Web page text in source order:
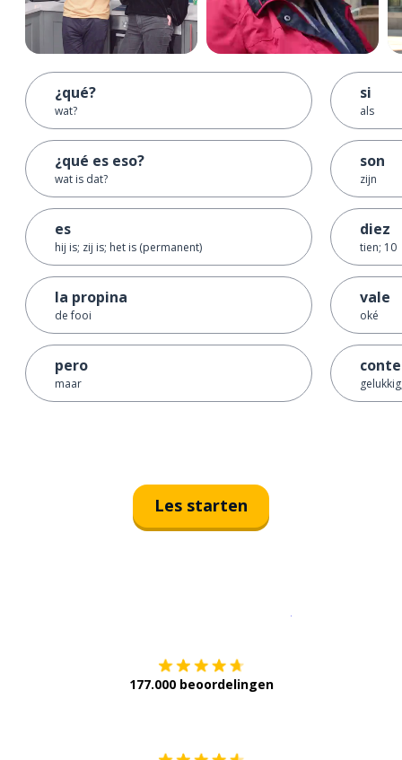
¿qué?
wat?
¿qué es eso?
wat is dat?
es
hij is; zij is; het is (permanent)
la propina
de fooi
pero
maar
si
als
son
zijn
diez
tien; 10
vale
oké
Les starten
177.000 beoordelingen